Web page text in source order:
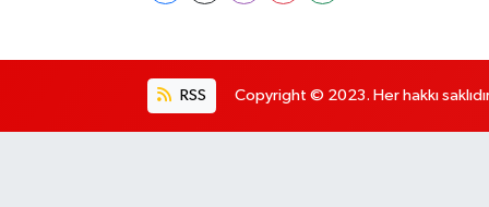
RSS Copyright © 2023. Her hakkı